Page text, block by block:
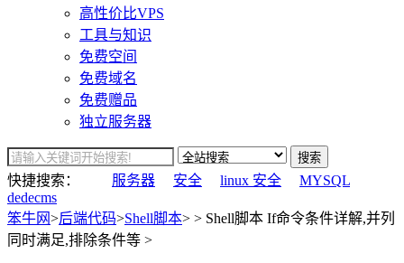
高性价比VPS
工具与知识
免费空间
免费域名
免费赠品
独立服务器
搜索
快捷搜索： 服务器 安全 linux 安全
MYSQL
dedecms
笨牛网>后端代码>Shell脚本> > Shell脚本 If命令条件详解,并列
同时满足,排除条件等 >